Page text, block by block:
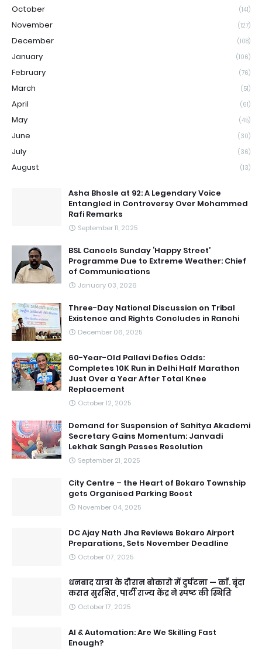
October (141)
November (127)
December (108)
January (106)
February (76)
March (51)
April (61)
May (45)
June (30)
July (36)
August (13)
Asha Bhosle at 92: A Legendary Voice
Entangled in Controversy Over Mohammed
Rafi Remarks
September 11, 2025
BSL Cancels Sunday ‘Happy Street’
Programme Due to Extreme Weather: Chief
of Communications
January 03, 2026
Three-Day National Discussion on Tribal
Existence and Rights Concludes in Ranchi
December 06, 2025
60-Year-Old Pallavi Defies Odds:
Completes 10K Run in Delhi Half Marathon
Just Over a Year After Total Knee
Replacement
October 12, 2025
Demand for Suspension of Sahitya Akademi
Secretary Gains Momentum: Janvadi
Lekhak Sangh Passes Resolution
September 21, 2025
City Centre – the Heart of Bokaro Township
gets Organised Parking Boost
November 04, 2025
DC Ajay Nath Jha Reviews Bokaro Airport
Preparations, Sets November Deadline
October 07, 2025
धनबाद यात्रा के दौरान बोकारो में दुर्घटना — काॅ. बृंदा
करात सुरक्षित, पार्टी राज्य केंद्र ने स्पष्ट की स्थिति
October 17, 2025
AI & Automation: Are We Skilling Fast
Enough?